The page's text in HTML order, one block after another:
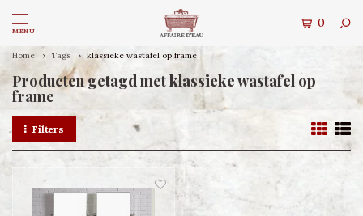
MENU
0
Home Tags klassieke wastafel op frame
Producten getagd met klassieke wastafel op
frame
Filters